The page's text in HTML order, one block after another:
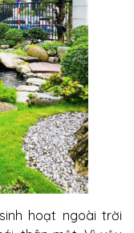
hoạt ngoài trời